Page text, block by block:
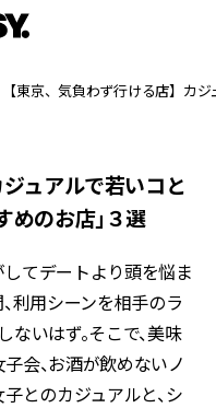
【東京、気負わず行ける店】カ
ジュアルで若いコと
めのお店」３選
てデートより頭を悩ま
利用シーンを相手のラ
いはず。そこで、美味
会、お酒が飲めないノ
とのカジュアルと、シ